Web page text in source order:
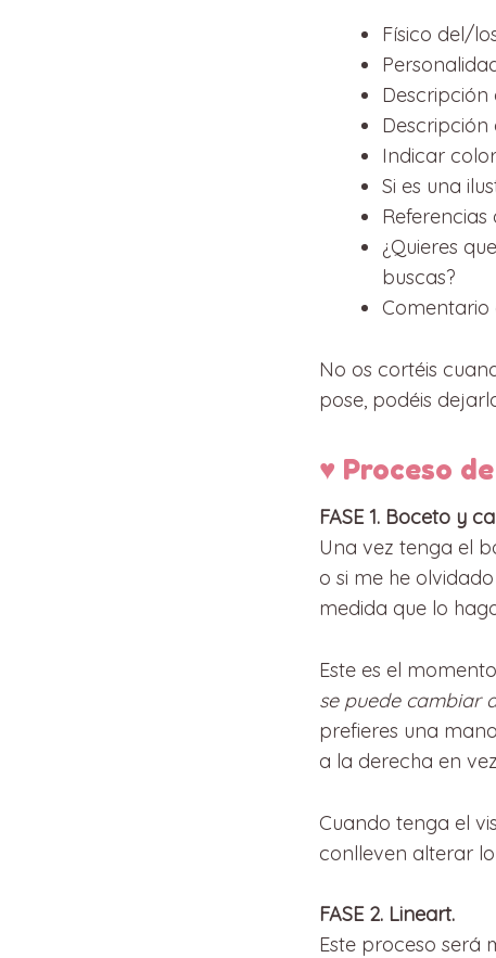
Físico del/
Descripción
Descripción
Indicar
Si es una
¿Quieres
buscas?
Comentario
No os cortéis
pose, podéis
♥ Proceso
FASE 1. Boceto y
Una vez tenga el
o si me he
medida que lo
Este es el
se puede cambiar
prefieres una
a la derecha en
Cuando tenga el
conlleven alterar
FASE 2. Lineart.
Este proceso será